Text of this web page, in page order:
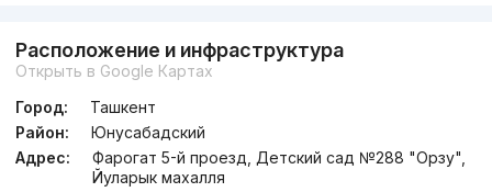
Расположение и инфраструктура
Открыть в Google Картах
Город:
Ташкент
Район:
Юнусабадский
Адрес:
Фарогат 5-й проезд, Детский сад №288 "Орзу",
Йуларык махалля